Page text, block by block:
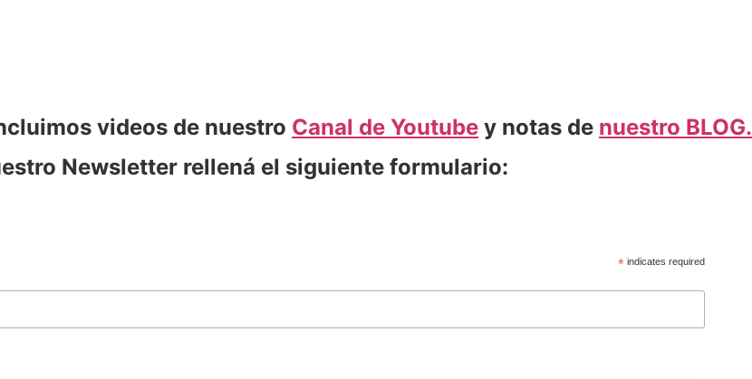
videos de nuestro Canal de Youtube y notas de nuestro BLOG.
Newsletter rellená el siguiente formulario:
*indicates required